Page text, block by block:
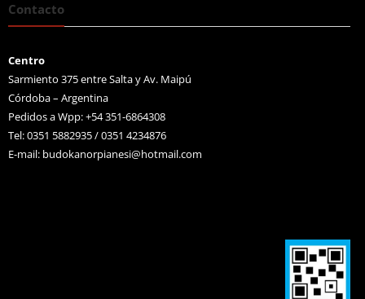
Contacto
Centro
Sarmiento 375 entre Salta y Av. Maipú
Córdoba – Argentina
Pedidos a Wpp: +54 351-6864308
Tel: 0351 5882935 / 0351 4234876
E-mail: budokanorpianesi@hotmail.com